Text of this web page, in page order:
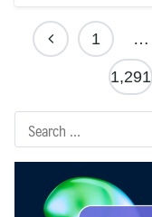
1 …
1,291